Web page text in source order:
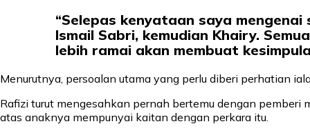
“Selepas kenyataan saya
Ismail Sabri, kemudian Khairy.
lebih ramai akan membuat
Menurutnya, persoalan utama yang perlu diberi perhatian
Rafizi turut mengesahkan pernah bertemu dengan
atas anaknya mempunyai kaitan dengan perkara itu.